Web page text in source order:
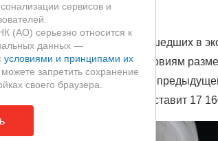
25 500 — переплата.
изменений, произошедших в
По новым условиям
полного погашения
а размер переплаты составит 17
сервисов и
серьезно относится к
данных —
условиями и принципами их
можете запретить сохранение
своего браузера.